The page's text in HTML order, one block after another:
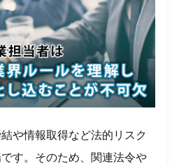
や情報取得など法的リスク
す。そのため、関連法令や